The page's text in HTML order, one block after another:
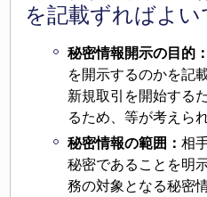
を記載ずればよい
秘密情報開示の目的：
を開示するのかを記
新規取引を開始する
るため、等が考えら
秘密情報の範囲：相
秘密であることを明
務の対象となる秘密